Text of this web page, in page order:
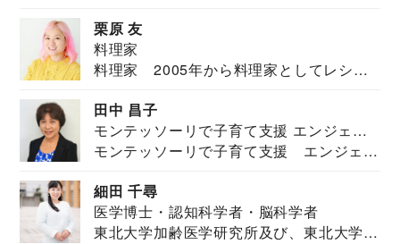
栗原 友
料理家
料理家 2005年から料理家としてレシピ
田中 昌子
モンテッソーリで子育て支援 エンジェル
ズハウス研究所所長
モンテッソーリで子育て支援 エンジェル
細田 千尋
医学博士・認知科学者・脳科学者
東北大学加齢医学研究所及び、東北大学大